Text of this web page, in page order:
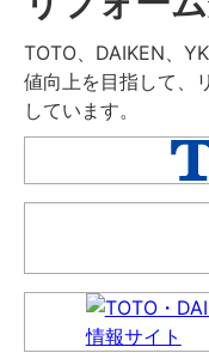
TOTO、DAIKEN、
値向上を目指して、
しています。